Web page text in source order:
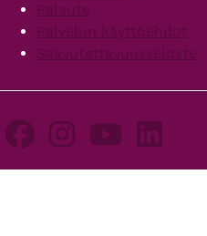
Palaute
Palvelun käyttöehdot
Saavutettavuusseloste